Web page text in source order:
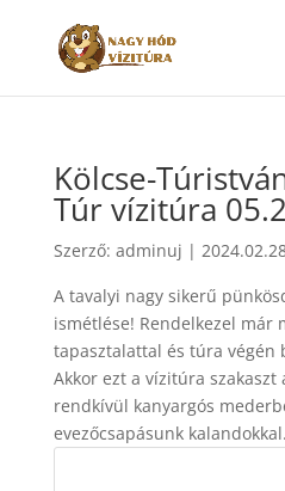
Kölcse-
Túr vízitúra
Szerző: adminuj |
A tavalyi nagy sikerű
ismétlése! Rendelkezel már
tapasztalattal és túra végén
Akkor ezt a vízitúra
rendkívül kanyargós
evezőcsapásunk